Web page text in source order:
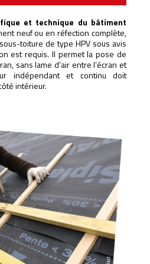
et technique du bâtiment
neuf ou en réfection complète,
toiture de type HPV sous avis
est requis. Il permet la pose de
sans lame d’air entre l’écran et
indépendant et continu doit
intérieur.